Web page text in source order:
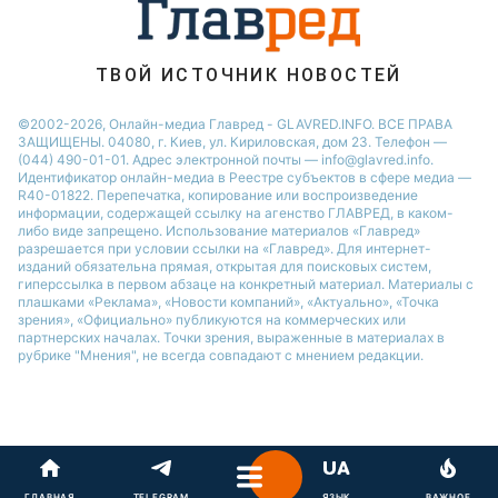
София Ротару
Ольга Сумская
ТВОЙ ИСТОЧНИК НОВОСТЕЙ
©2002-2026, Онлайн-медиа Главред - GLAVRED.INFO. ВСЕ ПРАВА
ЗАЩИЩЕНЫ. 04080, г. Киев, ул. Кириловская, дом 23. Телефон —
(044) 490-01-01. Адрес электронной почты — info@glavred.info.
Идентификатор онлайн-медиа в Реестре cубъектов в сфере медиа —
R40-01822. Перепечатка, копирование или воспроизведение
информации, содержащей ссылку на агенство ГЛАВРЕД, в каком-
либо виде запрещено. Использование материалов «Главред»
разрешается при условии ссылки на «Главред». Для интернет-
изданий обязательна прямая, открытая для поисковых систем,
гиперссылка в первом абзаце на конкретный материал. Материалы с
плашками «Реклама», «Новости компаний», «Актуально», «Точка
зрения», «Официально» публикуются на коммерческих или
партнерских началах. Точки зрения, выраженные в материалах в
рубрике "Мнения", не всегда совпадают с мнением редакции.